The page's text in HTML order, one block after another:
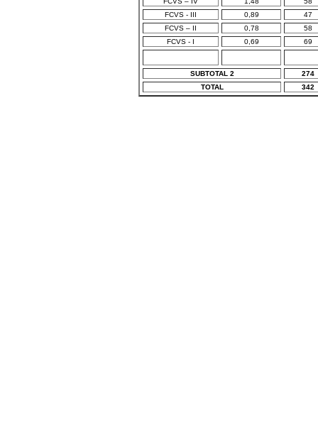
FCVS - III
0,89
47
FCVS – II
0,78
58
FCVS - I
0,69 69
SUBTOTAL 2
274
TOTAL
342